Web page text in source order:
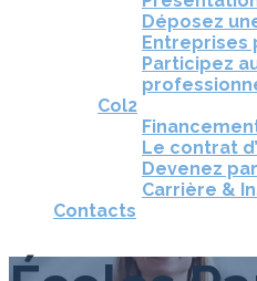
Déposez
Entreprises
Participez
Col2
Le contrat
Devenez
Carrière &
Contacts